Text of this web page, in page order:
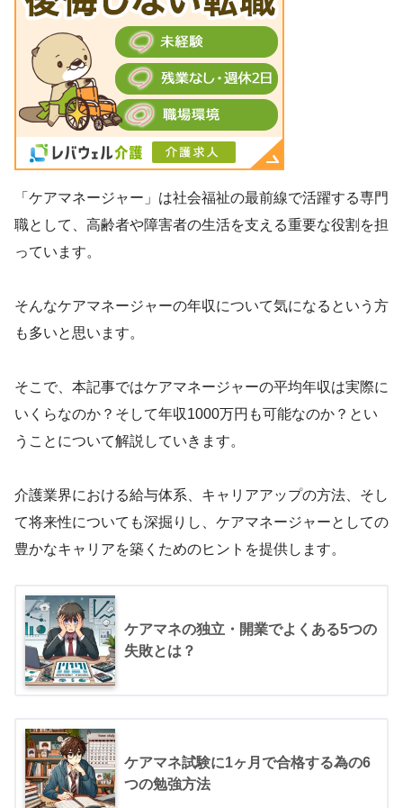
「ケアマネージャー」は社会福祉の最前線で活躍する専門
職として、高齢者や障害者の生活を支える重要な役割を担
っています。
そんなケアマネージャーの年収について気になるという方
も多いと思います。
そこで、本記事ではケアマネージャーの平均年収は実際に
いくらなのか？そして年収1000万円も可能なのか？とい
うことについて解説していきます。
介護業界における給与体系、キャリアアップの方法、そし
て将来性についても深掘りし、ケアマネージャーとしての
豊かなキャリアを築くためのヒントを提供します。
ケアマネの独立・開業でよくある5つの
失敗とは？
ケアマネ試験に1ヶ月で合格する為の6
つの勉強方法